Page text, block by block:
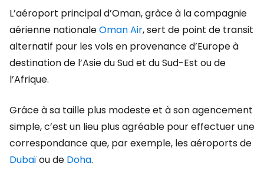
L’aéroport principal d’Oman, grâce à la compagnie
aérienne nationaleOman Air, sert de point de transit
alternatif pour les vols en provenance d’Europe à
destination de l’Asie du Sud et du Sud-Est ou de
l’Afrique.
Grâce à sa taille plus modeste et à son agencement
simple, c’est un lieu plus agréable pour effectuer une
correspondance que, par exemple, les aéroports de
Dubaïou de Doha.